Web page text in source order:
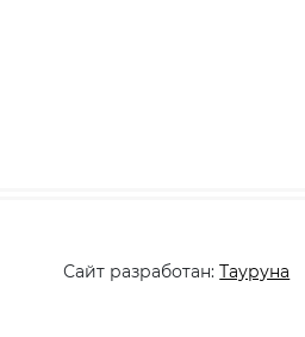
Сайт разработан:Тауруна